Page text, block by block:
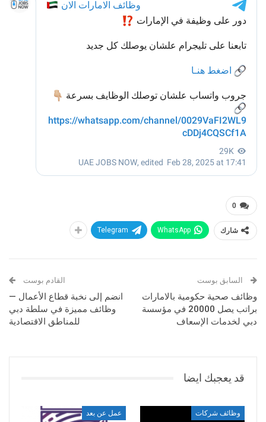
0
شارك WhatsApp
Telegram
السابق بوست
وظائف صحية حكومية بالامارات
براتب يصل 20000 في مؤسسة
دبي لخدمات الإسعاف
القادم بوست
انضم إلى نخبة قطاع الأعمال —
وظائف مميزة في سلطة دبي
للمناطق الاقتصادية
قد يعجبك ايضا
وظائف شركات عمل عن بعد